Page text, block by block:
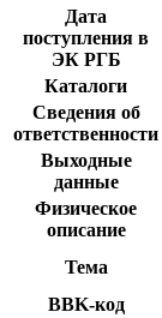
Дата
поступления в
ЭК РГБ
Каталоги
Сведения об
ответственности
Выходные
данные
Физическое
описание
Тема
BBK-код